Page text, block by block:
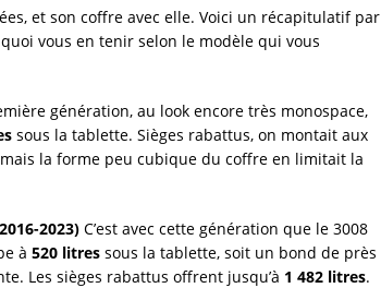
et son coffre avec elle. Voici un récapitulatif par
vous en tenir selon le modèle qui vous
génération, au look encore très monospace,
sous la tablette. Sièges rabattus, on montait aux
mais la forme peu cubique du coffre en limitait la
2023) C’est avec cette génération que le 3008
à 520 litres sous la tablette, soit un bond de près
Les sièges rabattus offrent jusqu’à 1 482 litres.